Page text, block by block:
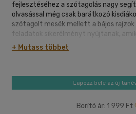
fejlesztéséhez a szótagolás nagy
olvasással még csak barátkozó
szótagolt mesék mellett a bájos rajzok
feladatok sikerélményt nyújtanak,
ösztönzik a gyerekeket.
+ Mutass többet
Lapozz bele az új
Borító ár: 1 999 Ft